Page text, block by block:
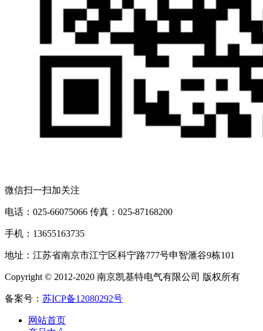
微信扫一扫加关注
电话：025-66075066 传真：025-87168200
手机：13655163735
地址：江苏省南京市江宁区科宁路777号申智滙谷9栋101
Copyright © 2012-2020 南京凯基特电气有限公司 版权所有
备案号： 苏ICP备12080292号
网站首页